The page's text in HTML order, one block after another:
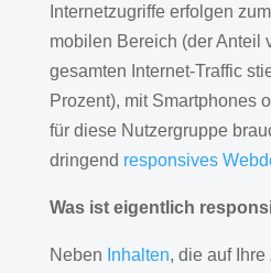
Internetzugriffe erfolgen
mobilen Bereich (der Anteil
gesamten Internet-Traffic
Prozent), mit Smartphones
für diese Nutzergruppe
dringend responsives
Was ist eigentlich
Neben Inhalten, die auf